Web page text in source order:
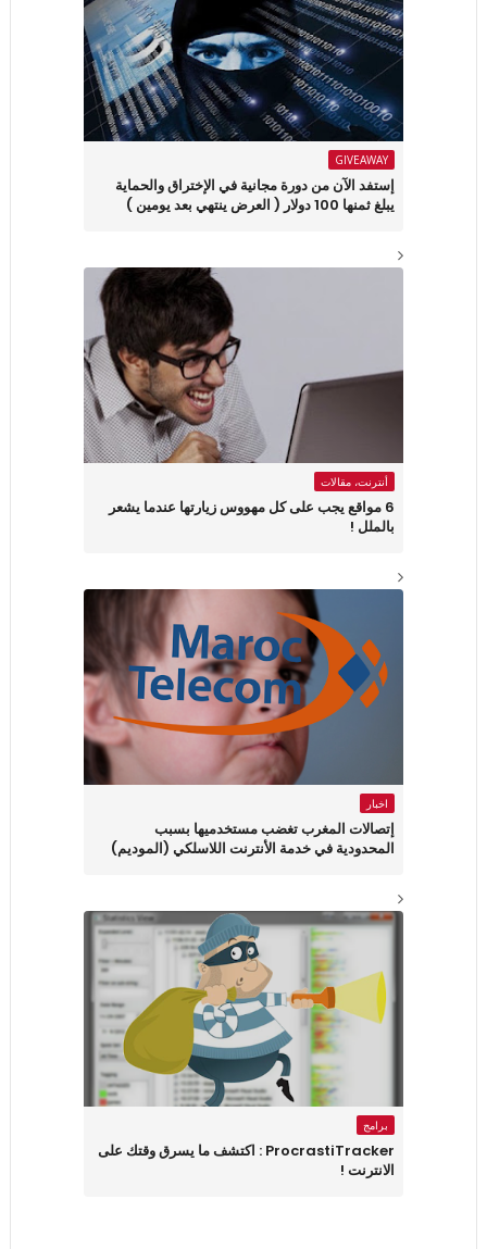
GIVEAWAY
إستفد الآن من دورة مجانية في الإختراق والحماية
يبلغ ثمنها 100 دولار ( العرض ينتهي بعد يومين )
أنترنت، مقالات
6 مواقع يجب على كل مهووس زيارتها عندما يشعر
بالملل !
اخبار
إتصالات المغرب تغضب مستخدميها بسبب
المحدودية في خدمة الأنترنت اللاسلكي (الموديم)
برامج
ProcrastiTracker : اكتشف ما يسرق وقتك على
الانترنت !